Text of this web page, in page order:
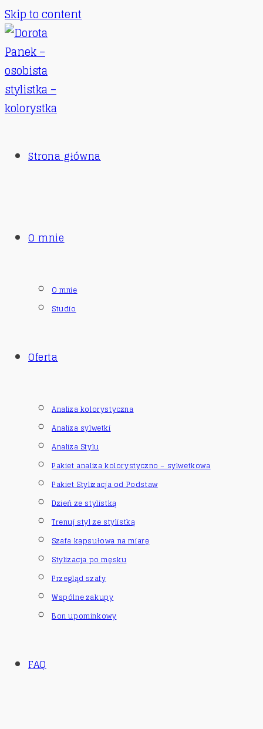
Skip to content
Strona główna
O mnie
O mnie
Studio
Oferta
Analiza kolorystyczna
Analiza sylwetki
Analiza Stylu
Pakiet analiza kolorystyczno – sylwetkowa
Pakiet Stylizacja od Podstaw
Dzień ze stylistką
Trenuj styl ze stylistką
Szafa kapsułowa na miarę
Stylizacja po męsku
Przegląd szafy
Wspólne zakupy
Bon upominkowy
FAQ